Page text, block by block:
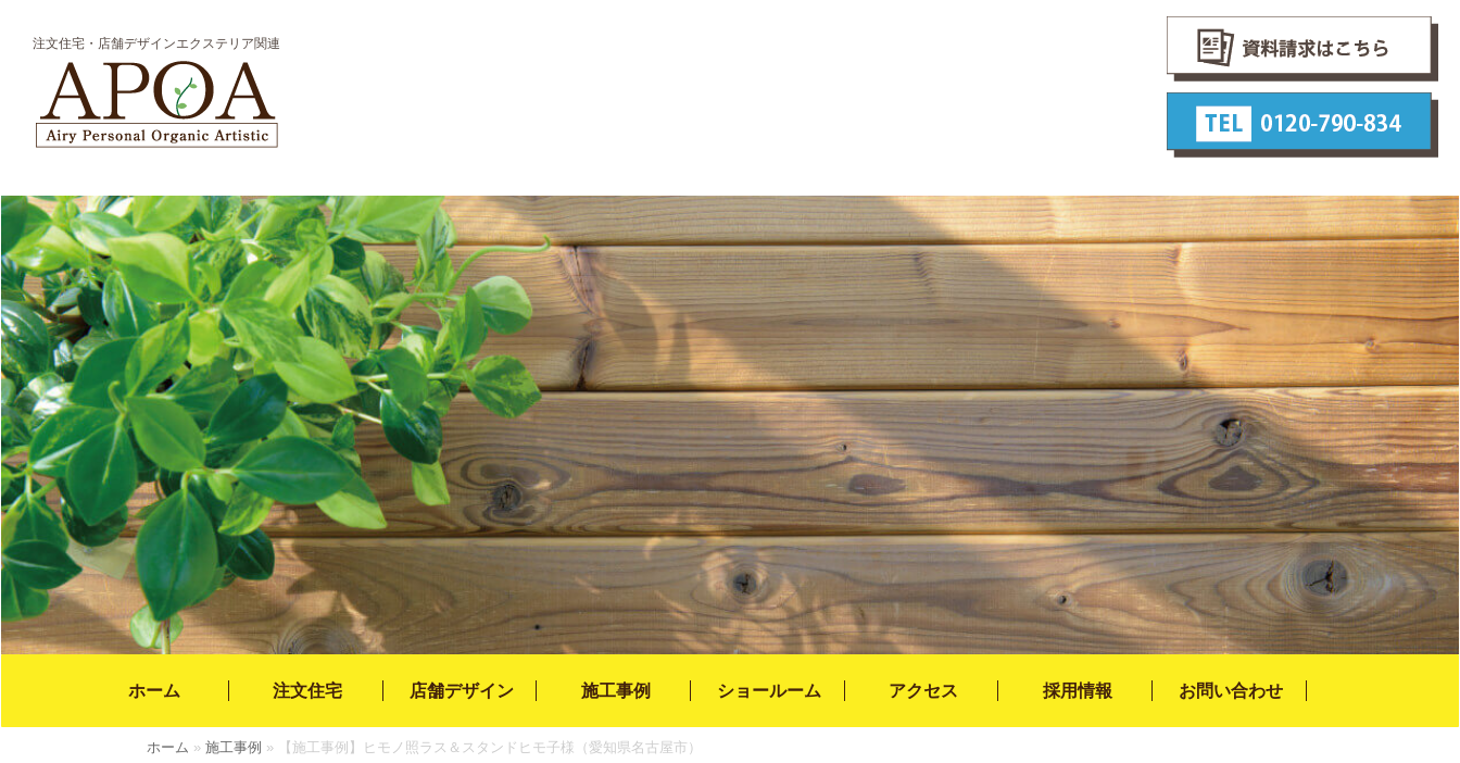
注文住宅・店舗デザインエクステリア関連
ホーム 注文住宅 店舗デザイン 施工事例 ショールーム アクセス 採用情報 お問い合わせ
ホーム » 施工事例 » 【施工事例】ヒモノ照ラス＆スタンドヒモ子様（愛知県名古屋市）